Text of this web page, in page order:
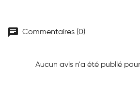
chat Commentaires (0)
Aucun avis n'a été publié